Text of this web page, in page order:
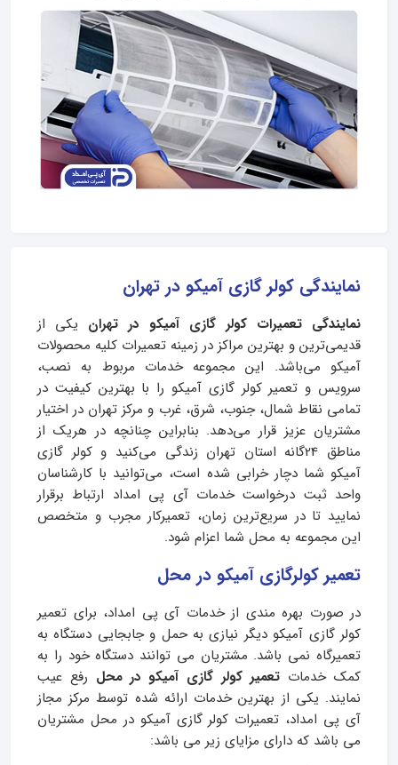
نمایندگی کولر گازی آمیکو در تهران
نمایندگی تعمیرات کولر گازی آمیکو در تهران یکی از
قدیمی‌ترین و بهترین مراکز در زمینه تعمیرات کلیه محصولات
آمیکو می‌باشد. این مجموعه خدمات مربوط به نصب،
سرویس و تعمیر کولر گازی آمیکو را با بهترین کیفیت در
تمامی نقاط شمال، جنوب، شرق، غرب و مرکز تهران در اختیار
مشتریان عزیز قرار می‌دهد. بنابراین چنانچه در هریک از
مناطق 24گانه استان تهران زندگی می‌کنید و کولر گازی
آمیکو شما دچار خرابی شده است، می‌توانید با کارشناسان
واحد ثبت درخواست خدمات آی پی امداد ارتباط برقرار
نمایید تا در سریع‌ترین زمان، تعمیرکار مجرب و متخصص
این مجموعه به محل شما اعزام شود.
تعمیر کولرگازی آمیکو در محل
در صورت بهره مندی از خدمات آی پی امداد، برای تعمیر
کولر گازی آمیکو دیگر نیازی به حمل و جابجایی دستگاه به
تعمیرگاه نمی باشد. مشتریان می توانند دستگاه خود را به
کمک خدمات تعمیر کولر گازی آمیکو در محل رفع عیب
نمایند. یکی از بهترین خدمات ارائه شده توسط مرکز مجاز
آی پی امداد، تعمیرات کولر گازی آمیکو در محل مشتریان
می باشد که دارای مزایای زیر می باشد: